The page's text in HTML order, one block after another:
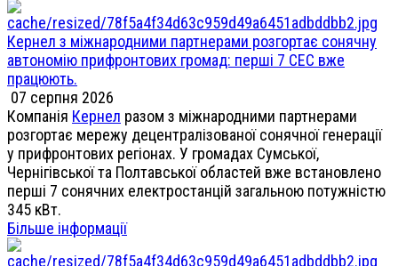
Кернел з міжнародними партнерами розгортає сонячну
автономію прифронтових громад: перші 7 СЕС вже
працюють.
07 серпня 2026
Компанія Кернел разом з міжнародними партнерами
розгортає мережу децентралізованої сонячної генерації
у прифронтових регіонах. У громадах Сумської,
Чернігівської та Полтавської областей вже встановлено
перші 7 сонячних електростанцій загальною потужністю
345 кВт.
Більше інформації